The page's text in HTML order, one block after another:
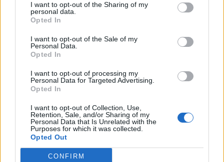
I want to opt-out of the Sharing of my
personal data.
Opted In
I want to opt-out of the Sale of my
Personal Data.
Opted In
I want to opt-out of processing my
Personal Data for Targeted Advertising.
Opted In
I want to opt-out of Collection, Use,
Retention, Sale, and/or Sharing of my
Personal Data that Is Unrelated with the
Purposes for which it was collected.
Opted Out
CONFIRM
Büntetőfeljelentést tett Majka ügyvédje
a romániai telefonszámról érkezett
fenyegetés miatt